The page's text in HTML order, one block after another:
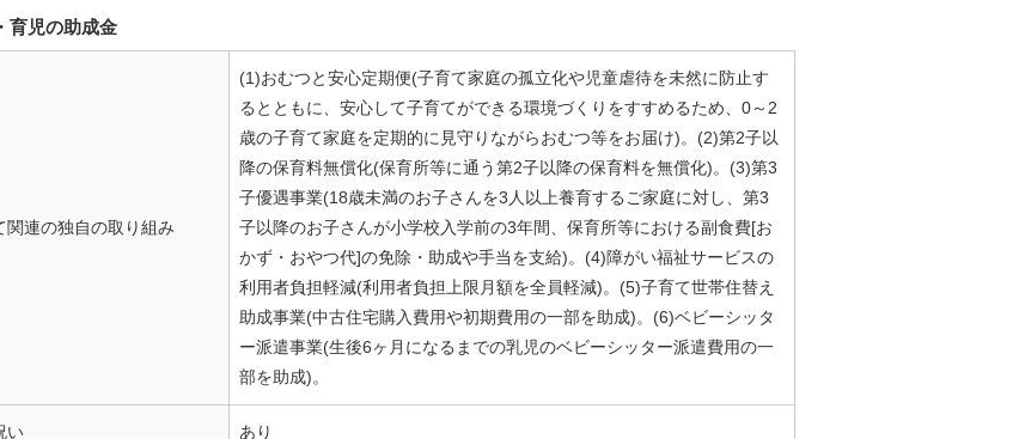
育児の助成金
関連の独自の取り組み
(1)おむつと安心定期便(子育て家庭の孤立化や児童虐待を未然に防止す
るとともに、安心して子育てができる環境づくりをすすめるため、0～2
歳の子育て家庭を定期的に見守りながらおむつ等をお届け)。(2)第2子以
降の保育料無償化(保育所等に通う第2子以降の保育料を無償化)。(3)第3
子優遇事業(18歳未満のお子さんを3人以上養育するご家庭に対し、第3
子以降のお子さんが小学校入学前の3年間、保育所等における副食費[お
かず・おやつ代]の免除・助成や手当を支給)。(4)障がい福祉サービスの
利用者負担軽減(利用者負担上限月額を全員軽減)。(5)子育て世帯住替え
助成事業(中古住宅購入費用や初期費用の一部を助成)。(6)ベビーシッタ
ー派遣事業(生後6ヶ月になるまでの乳児のベビーシッター派遣費用の一
部を助成)。
い あり